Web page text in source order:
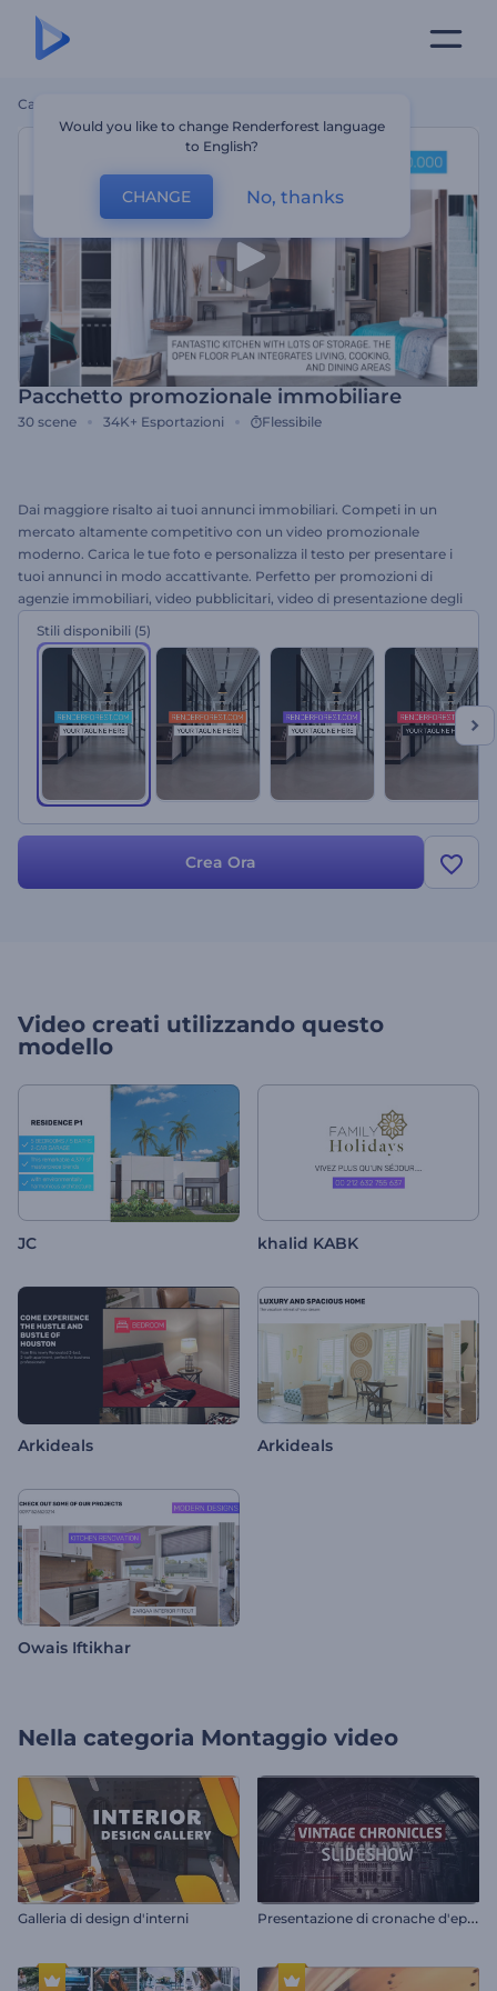
Casa
Pacchetto promozionale immobiliare
30 scene 34K+ Esportazioni Flessibile
Dai maggiore risalto ai tuoi annunci immobiliari. Competi in un
mercato altamente competitivo con un video promozionale
moderno. Carica le tue foto e personalizza il testo per presentare i
tuoi annunci in modo accattivante. Perfetto per promozioni di
agenzie immobiliari, video pubblicitari, video di presentazione degli
Pacchetto Promozionale Immobiliare. Provalo ora!
Stili disponibili (5)
Crea Ora
Video creati utilizzando questo
modello
JC khalid KABK
Arkideals Arkideals
Owais Iftikhar
Nella categoria Montaggio video
Galleria di design d'interni P
resentazione di cronache d'epoca
Would you like to change Renderforest language
to English?
CHANGE No, thanks